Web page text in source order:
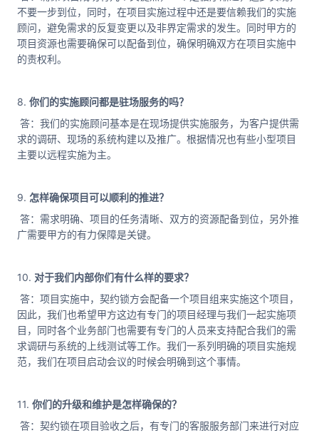
不要一步到位，同时，在项目实施过程中还是要信赖我们的实施
顾问，避免需求的反复变更以及非界定需求的发生。同时甲方的
项目资源也需要确保可以配备到位，确保明确双方在项目实施中
的责权利。
8. 你们的实施顾问都是驻场服务的吗？
答：我们的实施顾问基本是在现场提供实施服务，为客户提供需
求的调研、现场的系统构建以及推广。根据情况也有些小型项目
主要以远程实施为主。
9. 怎样确保项目可以顺利的推进？
答：需求明确、项目的任务清晰、双方的资源配备到位，另外推
广需要甲方的有力保障是关键。
10. 对于我们内部你们有什么样的要求？
答：项目实施中，契约锁方会配备一个项目组来实施这个项目，
因此，我们也希望甲方这边有专门的项目经理与我们一起实施项
目，同时各个业务部门也需要有专门的人员来支持配合我们的需
求调研与系统的上线测试等工作。我们一系列明确的项目实施规
范，我们在项目启动会议的时候会明确到这个事情。
11. 你们的升级和维护是怎样确保的？
答：契约锁在项目验收之后，有专门的客服服务部门来进行对应